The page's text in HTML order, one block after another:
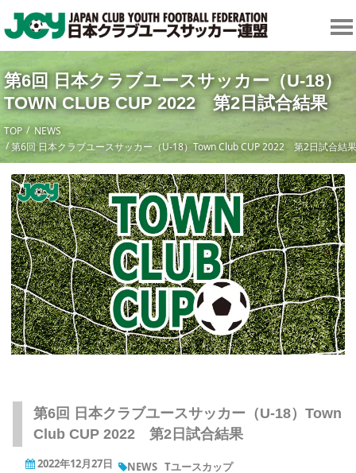
第6回 日本クラブユースサッカー（U-18）
TOWN CLUB CUP 2022 第2日試合結果
TOP
NEWS
第6回 日本クラブユースサッカー（U-18）Town Club CUP 2022 第2日試合結果
第6回 日本クラブユースサッカー（U-18）Town
Club CUP 2022 第2日試合結果
2022年12月27日 NEWS Tユースカップ